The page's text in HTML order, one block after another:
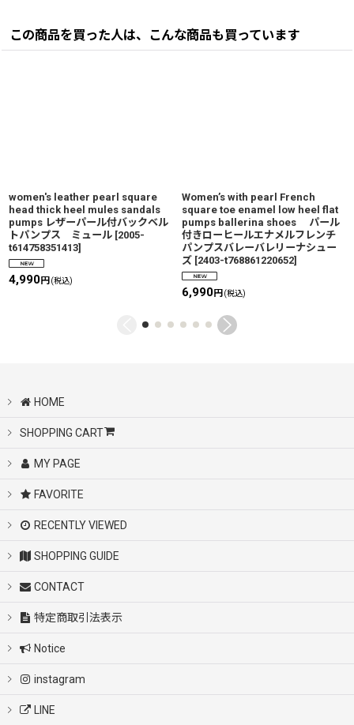
この商品を買った人は、こんな商品も買っています
women's leather pearl square
head thick heel mules sandals
pumps レザーパール付バックベル
トパンプス ミュール [2005-
t614758351413]
4,990円 (税込)
Women’s with pearl French
square toe enamel low heel flat
pumps ballerina shoes パール
付きローヒールエナメルフレンチ
パンプスバレーバレリーナシュー
ズ [2403-t768861220652]
6,990円 (税込)
HOME
SHOPPING CART
MY PAGE
FAVORITE
RECENTLY VIEWED
SHOPPING GUIDE
CONTACT
特定商取引法表示
Notice
instagram
LINE